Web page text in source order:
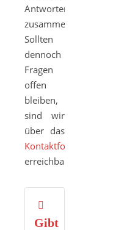
Antworten
zusammengestellt.
Sollten
dennoch
Fragen
offen
bleiben,
sind wir
über das
Kontaktformular
erreichbar.
Gibt